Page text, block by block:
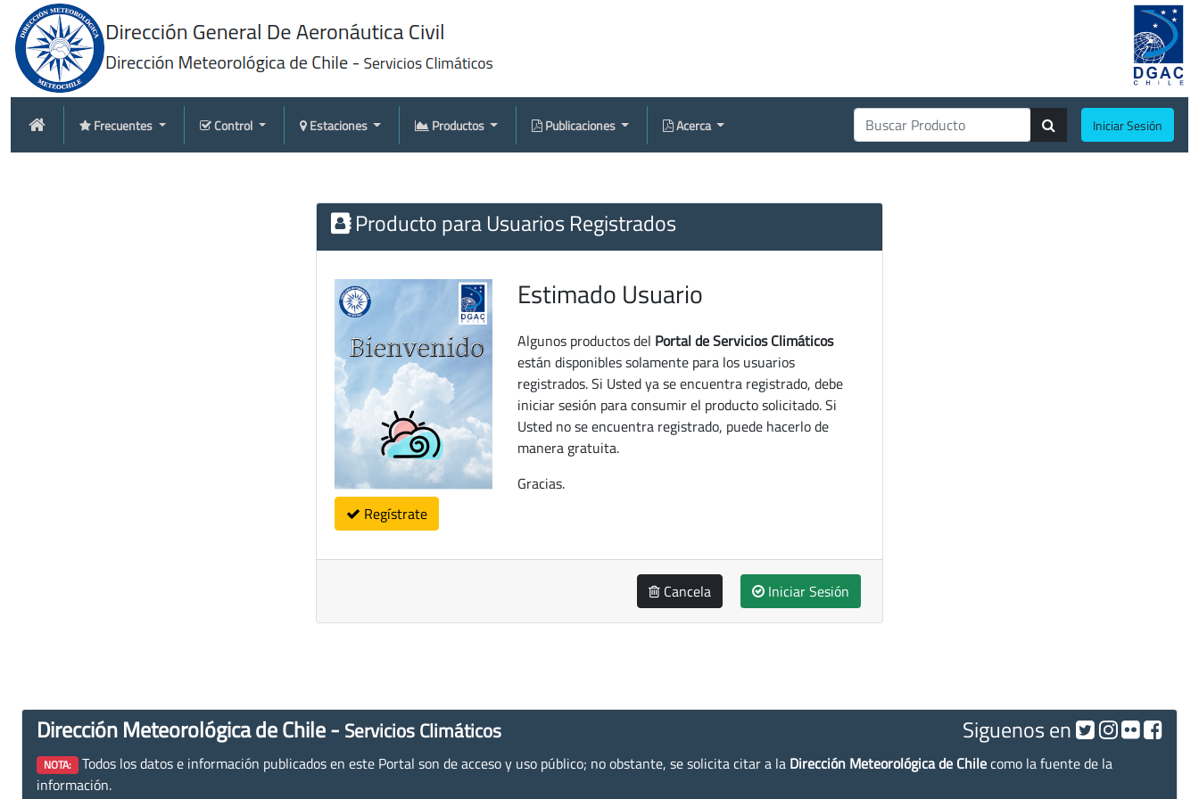
Frecuentes Control Estaciones Productos Publicaciones Acerca Iniciar Sesión
Producto para Usuarios Registrados
Regístrate
Estimado Usuario
Algunos productos del Portal de Servicios Climáticos
están disponibles solamente para los usuarios
registrados. Si Usted ya se encuentra registrado, debe
iniciar sesión para consumir el producto solicitado. Si
Usted no se encuentra registrado, puede hacerlo de
manera gratuita.
Gracias.
Cancela Iniciar Sesión
Dirección Meteorológica de Chile - Servicios Climáticos Siguenos en
NOTA: Todos los datos e información publicados en este Portal son de acceso y uso público; no obstante, se solicita citar a la Dirección Meteorológica de Chilecomo la fuente de la
información.